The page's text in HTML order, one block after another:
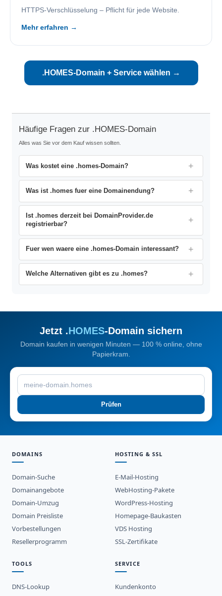
HTTPS-Verschlüsselung – Pflicht für jede Website.
Mehr erfahren →
.HOMES-Domain + Service wählen →
Häufige Fragen zur .HOMES-Domain
Alles was Sie vor dem Kauf wissen sollten.
Was kostet eine .homes-Domain?
Was ist .homes fuer eine Domainendung?
Ist .homes derzeit bei DomainProvider.de
registrierbar?
Fuer wen waere eine .homes-Domain interessant?
Welche Alternativen gibt es zu .homes?
Jetzt .HOMES-Domain sichern
Domain kaufen in wenigen Minuten — 100 % online, ohne
Papierkram.
Prüfen
DOMAINS
Domain-Suche
Domainangebote
Domain-Umzug
Domain Preisliste
Vorbestellungen
Resellerprogramm
HOSTING & SSL
E-Mail-Hosting
WebHosting-Pakete
WordPress-Hosting
Homepage-Baukasten
VDS Hosting
SSL-Zertifikate
TOOLS
DNS-Lookup
SERVICE
Kundenkonto